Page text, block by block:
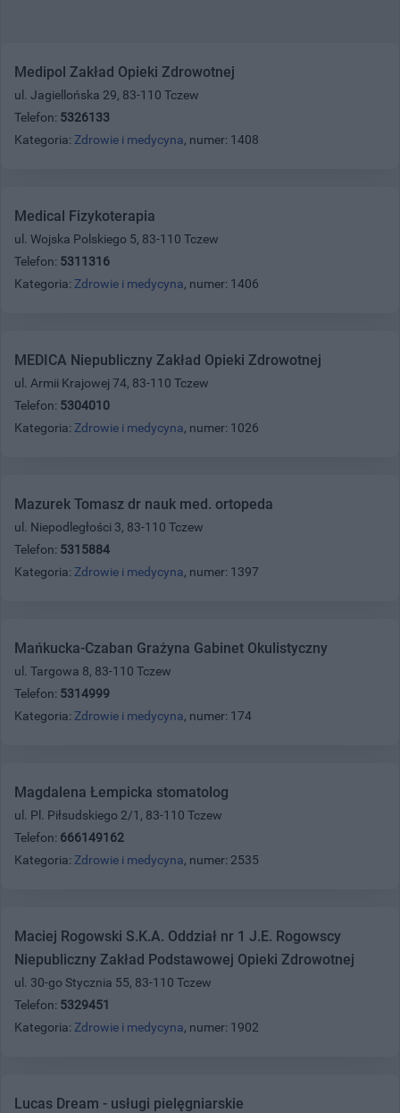
Medipol Zakład Opieki Zdrowotnej
ul. Jagiellońska 29, 83-110 Tczew
Telefon: 5326133
Kategoria: Zdrowie i medycyna, numer: 1408
Medical Fizykoterapia
ul. Wojska Polskiego 5, 83-110 Tczew
Telefon: 5311316
Kategoria: Zdrowie i medycyna, numer: 1406
MEDICA Niepubliczny Zakład Opieki Zdrowotnej
ul. Armii Krajowej 74, 83-110 Tczew
Telefon: 5304010
Kategoria: Zdrowie i medycyna, numer: 1026
Mazurek Tomasz dr nauk med. ortopeda
ul. Niepodległości 3, 83-110 Tczew
Telefon: 5315884
Kategoria: Zdrowie i medycyna, numer: 1397
Mańkucka-Czaban Grażyna Gabinet Okulistyczny
ul. Targowa 8, 83-110 Tczew
Telefon: 5314999
Kategoria: Zdrowie i medycyna, numer: 174
Magdalena Łempicka stomatolog
ul. Pl. Piłsudskiego 2/1, 83-110 Tczew
Telefon: 666149162
Kategoria: Zdrowie i medycyna, numer: 2535
Maciej Rogowski S.K.A. Oddział nr 1 J.E. Rogowscy
Niepubliczny Zakład Podstawowej Opieki Zdrowotnej
ul. 30-go Stycznia 55, 83-110 Tczew
Telefon: 5329451
Kategoria: Zdrowie i medycyna, numer: 1902
Lucas Dream - usługi pielęgniarskie